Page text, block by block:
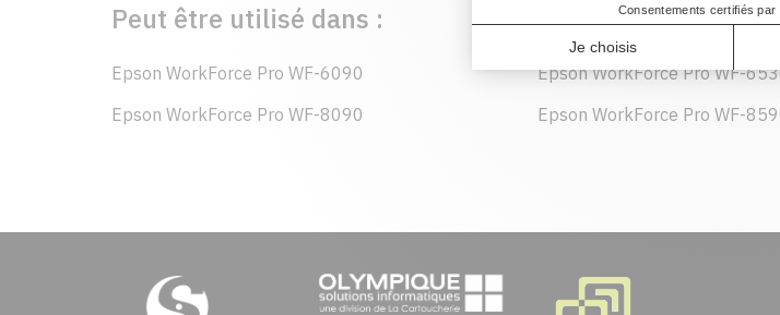
Peut être utilisé dans :
Epson WorkForce Pro WF-6090 Epson WorkForce Pro WF-
Epson WorkForce Pro WF-8090
Epson WorkForce Pro WF-